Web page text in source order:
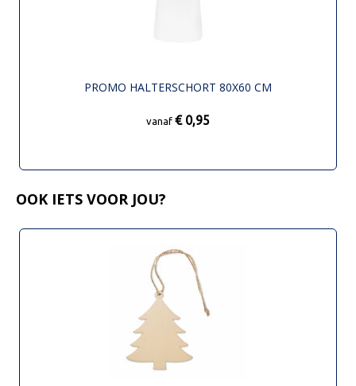
PROMO HALTERSCHORT 80X60 CM
vanaf € 0,95
OOK IETS VOOR JOU?